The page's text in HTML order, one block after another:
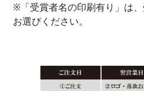
※「受賞者名の印刷有り」は
お選びください。